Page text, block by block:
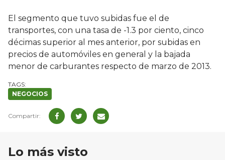
El segmento que tuvo subidas fue el de
transportes, con una tasa de -1.3 por ciento, cinco
décimas superior al mes anterior, por subidas en
precios de automóviles en general y la bajada
menor de carburantes respecto de marzo de 2013.
NEGOCIOS
Lo más visto